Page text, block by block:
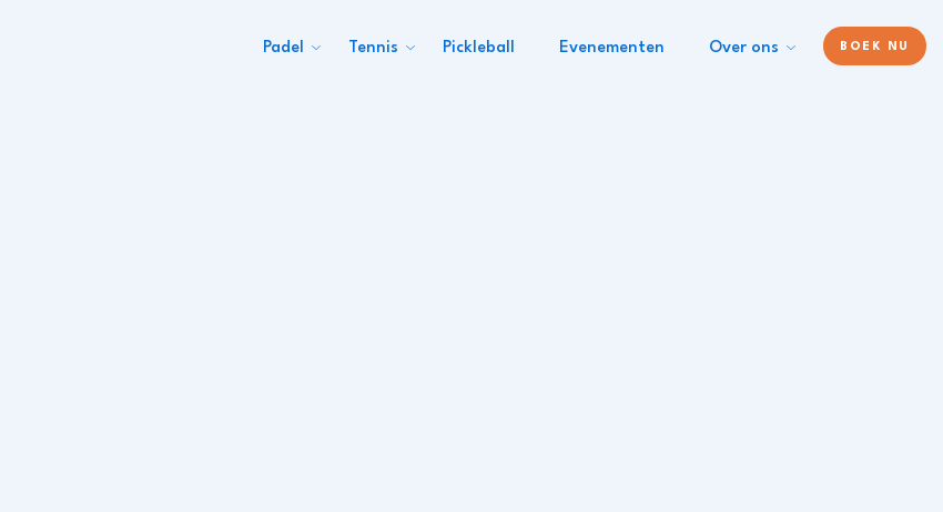
Padel Tennis Pickleball Evenementen Over ons BOEK NU